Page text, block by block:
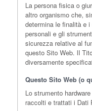
La persona fisica o
altro organismo che,
determina le finalità e
personali e gli
sicurezza relative al
questo Sito Web. Il
diversamente
Questo Sito Web (o
Lo strumento
raccolti e trattati i Dati